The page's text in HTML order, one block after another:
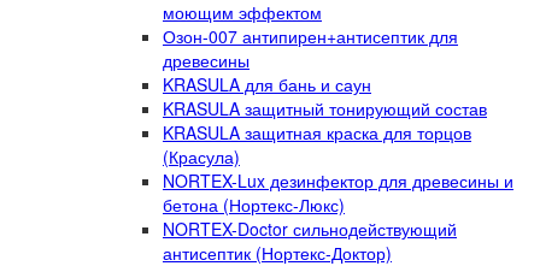
моющим эффектом
Озон-007 антипирен+антисептик для
древесины
KRASULA для бань и саун
KRASULA защитный тонирующий состав
KRASULA защитная краска для торцов
(Красула)
NORTEX-Lux дезинфектор для древесины и
бетона (Нортекс-Люкс)
NORTEX-Doctor сильнодействующий
антисептик (Нортекс-Доктор)